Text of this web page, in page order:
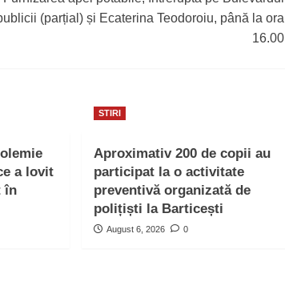
(parțial) și Ecaterina Teodoroiu, până la ora
16.00
a lovit
în
STIRI
Aproximativ 200 de copii au
participat la o activitate
preventivă organizată de
polițiști la Barticești
August 6, 2026 0